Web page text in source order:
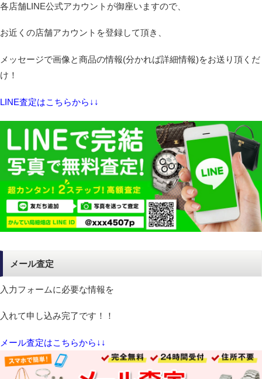
各店舗LINE公式アカウントが御座いますので、
お近くの店舗アカウントを登録して頂き、
メッセージで画像と商品の情報(分かれば詳細情報)をお送り頂くだ
け！
LINE査定はこちらから↓↓
メール査定
入力フォームに必要な情報を
入れて申し込み完了です！！
メール査定はこちらから↓↓